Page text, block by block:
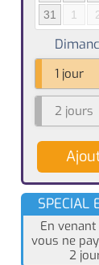
31
1
1 jour
2 jours
SPECIAL
En
vous ne
2